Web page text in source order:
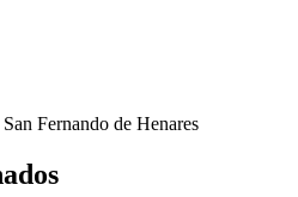
Fernando de Henares